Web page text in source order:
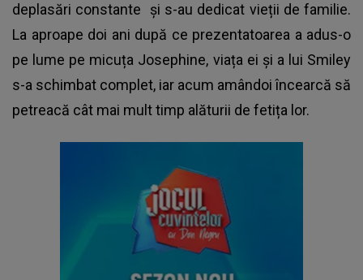
deplasări constante și s-au dedicat vieții de familie.
La aproape doi ani după ce prezentatoarea a adus-o
pe lume pe micuța Josephine, viața ei și a lui Smiley
s-a schimbat complet, iar acum amândoi încearcă să
petreacă cât mai mult timp alăturii de fetița lor.